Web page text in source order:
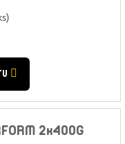
2x400G